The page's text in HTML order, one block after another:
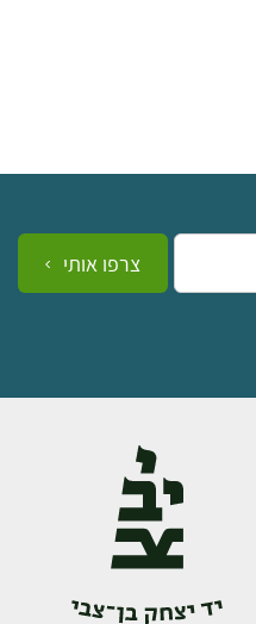
צרפו אותי